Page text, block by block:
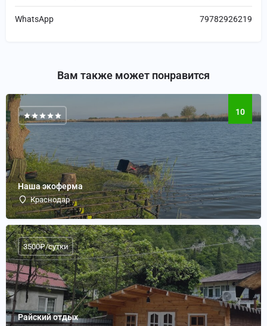
WhatsApp 79782926219
Вам также может понравится
10
Наша экоферма
Краснодар
Райский отдых
3500₽/сутки